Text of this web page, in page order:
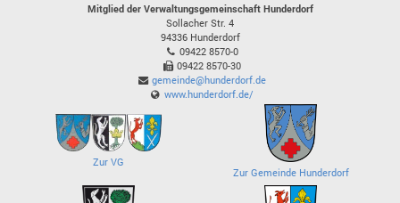
Mitglied der Verwaltungsgemeinschaft Hunderdorf
Sollacher Str. 4
94336 Hunderdorf
09422 8570-0
09422 8570-30
gemeinde@hunderdorf.de
www.hunderdorf.de/
Zur VG
Zur Gemeinde Hunderdorf